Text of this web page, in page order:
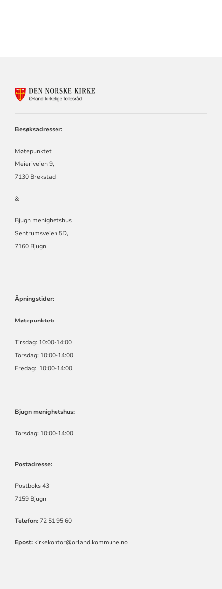
Besøksadresser:
Møtepunktet
Meieriveien 9,
7130 Brekstad
&
Bjugn menighetshus
Sentrumsveien 5D,
7160 Bjugn
Åpningstider:
Møtepunktet:
Tirsdag: 10:00-14:00
Torsdag: 10:00-14:00
Fredag: 10:00-14:00
Bjugn menighetshus:
Torsdag: 10:00-14:00
Postadresse:
Postboks 43
7159 Bjugn
Telefon: 72 51 95 60
Epost: kirkekontor@orland.kommune.no